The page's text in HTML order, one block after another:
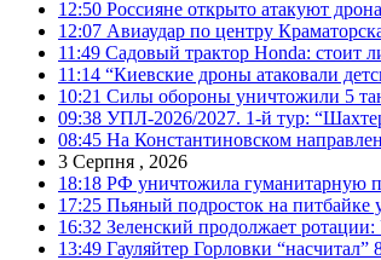
12:50 Россияне открыто атакуют
12:07 Авиаудар по центру
11:49 Садовый трактор Honda: стоит
11:14 “Киевские дроны атаковали
10:21 Силы обороны уничтожили 5
09:38 УПЛ-2026/2027. 1-й тур:
08:45 На Константиновском
3 Серпня , 2026
18:18 РФ уничтожила гуманитарную
17:25 Пьяный подросток на питбайке
16:32 Зеленский продолжает
13:49 Гауляйтер Горловки